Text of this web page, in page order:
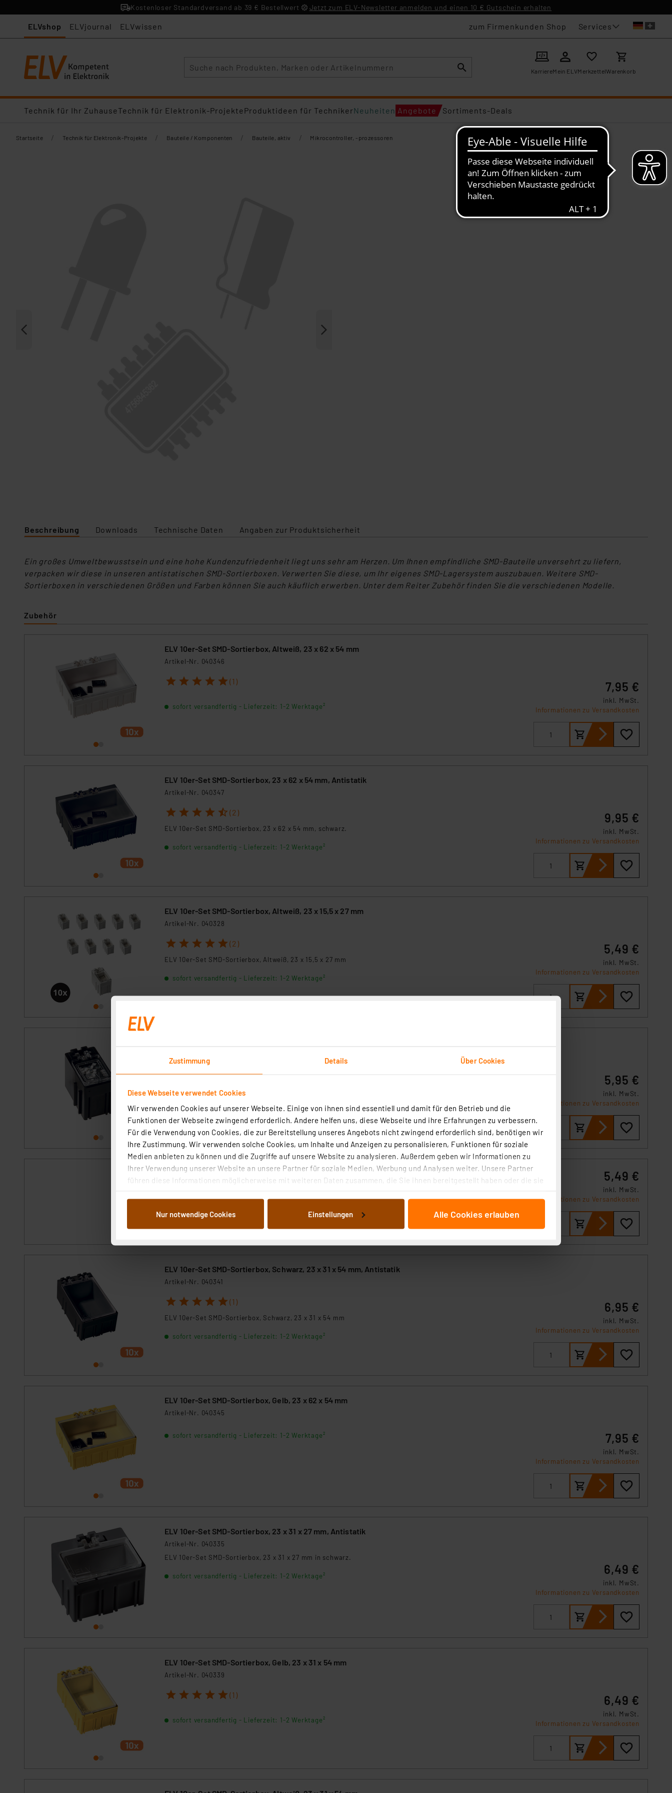
Zustimmung Details Über Cookies
Diese Webseite verwendet Cookies
Wir verwenden Cookies auf unserer Webseite. Einige von ihnen sind essentiell und damit für den Betrieb und die
Funktionen der Webseite zwingend erforderlich. Andere helfen uns, diese Webseite und ihre Erfahrungen zu verbessern.
Für die Verwendung von Cookies, die zur Bereitstellung unseres Angebots nicht zwingend erforderlich sind, benötigen wir
Ihre Zustimmung. Wir verwenden solche Cookies, um Inhalte und Anzeigen zu personalisieren, Funktionen für soziale
Medien anbieten zu können und die Zugriffe auf unsere Website zu analysieren. Außerdem geben wir Informationen zu
Ihrer Verwendung unserer Website an unsere Partner für soziale Medien, Werbung und Analysen weiter. Unsere Partner
führen diese Informationen möglicherweise mit weiteren Daten zusammen, die Sie ihnen bereitgestellt haben oder die sie
Weiterverarbeitung für die nachfolgend dargestellten bzw. die von Ihnen ausgewählten Verarbeitungszwecke (Art. 6
Abs.1a DSG-VO) zu. Eine detaillierte Auflistung der einzelnen Cookies nach Zweck und Anbieter ist durch Klick auf den
Nähere Infos zu diesen Drittanbietern und zu der jeweiligen Datenübermittlung erhalten Sie in der Datenschutzerklärung.
Für die USA besteht kein Angemessenheitsbeschluss der EU. Dies bedeutet, dass die USA als Land mit unzureichendem
Datenschutz nach EU-Standards eingestuft wird. So besteht etwa das Risiko, dass US-Behörden personenbezogene
Kommission sowie einer eigenen Beurteilung der mit der Datenübermittlung, insbesondere der Art der übermittelten
Impressum| Datenschutzerklärung
Nur notwendige Cookies Einstellungen Alle Cookies erlauben
Kostenloser Standardversand ab 39 € Bestellwert Jetzt zum ELV-Newsletter anmelden und einen 10 € Gutschein erhalten
ELVshop ELVjournal ELVwissen zum Firmenkunden Shop Services
KarriereMein ELVMerkzettelWarenkorb
Technik für Ihr ZuhauseTechnik für Elektronik-ProjekteProduktideen für TechnikerNeuheiten Angebote Sortiments-Deals
Startseite / Technik für Elektronik-Projekte / Bauteile / Komponenten / Bauteile, aktiv / Mikrocontroller, -prozessoren
Beschreibung Downloads Technische Daten Angaben zur Produktsicherheit
Ein großes Umweltbewusstsein und eine hohe Kundenzufriedenheit liegt uns sehr am Herzen. Um Ihnen empfindliche SMD-Bauteile unversehrt zu liefern,
verpacken wir diese in unseren antistatischen SMD-Sortierboxen. Verwerten Sie diese, um Ihr eigenes SMD-Lagersystem auszubauen. Weitere SMD-
Sortierboxen in verschiedenen Größen und Farben können Sie auch käuflich erwerben. Unter dem Reiter Zubehör finden Sie die verschiedenen Modelle.
Zubehör
ELV 10er-Set SMD-Sortierbox, Altweiß, 23 x 62 x 54 mm
Artikel-Nr. 040346
1 2 3 4 5 (1)
sofort versandfertig - Lieferzeit: 1-2 Werktage²
7,95 €
inkl. MwSt.
Informationen zu Versandkosten
ELV 10er-Set SMD-Sortierbox, 23 x 62 x 54 mm, Antistatik
Artikel-Nr. 040347
1 2 3 4 5 (2)
ELV 10er-Set SMD-Sortierbox, 23 x 62 x 54 mm, schwarz.
sofort versandfertig - Lieferzeit: 1-2 Werktage²
9,95 €
inkl. MwSt.
Informationen zu Versandkosten
ELV 10er-Set SMD-Sortierbox, Altweiß, 23 x 15,5 x 27 mm
Artikel-Nr. 040328
1 2 3 4 5 (2)
ELV 10er-Set SMD-Sortierbox, Altweiß, 23 x 15,5 x 27 mm
sofort versandfertig - Lieferzeit: 1-2 Werktage²
5,49 €
inkl. MwSt.
Informationen zu Versandkosten
1 2 3 4 5 (1) 5,95 €
inkl. MwSt.
Informationen zu Versandkosten
ELV 10er-Set SMD-Sortierbox, Gelb, 23 x 15,5 x 27 mm 5,49 €
inkl. MwSt.
Informationen zu Versandkosten
ELV 10er-Set SMD-Sortierbox, Schwarz, 23 x 31 x 54 mm, Antistatik
Artikel-Nr. 040341
1 2 3 4 5 (1)
ELV 10er-Set SMD-Sortierbox, Schwarz, 23 x 31 x 54 mm
sofort versandfertig - Lieferzeit: 1-2 Werktage²
6,95 €
inkl. MwSt.
Informationen zu Versandkosten
ELV 10er-Set SMD-Sortierbox, Gelb, 23 x 62 x 54 mm
Artikel-Nr. 040345
sofort versandfertig - Lieferzeit: 1-2 Werktage² 7,95 €
inkl. MwSt.
Informationen zu Versandkosten
ELV 10er-Set SMD-Sortierbox, 23 x 31 x 27 mm, Antistatik
Artikel-Nr. 040335
ELV 10er-Set SMD-Sortierbox, 23 x 31 x 27 mm in schwarz.
sofort versandfertig - Lieferzeit: 1-2 Werktage² 6,49 €
inkl. MwSt.
Informationen zu Versandkosten
ELV 10er-Set SMD-Sortierbox, Gelb, 23 x 31 x 54 mm
Artikel-Nr. 040339
1 2 3 4 5 (1)
sofort versandfertig - Lieferzeit: 1-2 Werktage²
6,49 €
inkl. MwSt.
Informationen zu Versandkosten